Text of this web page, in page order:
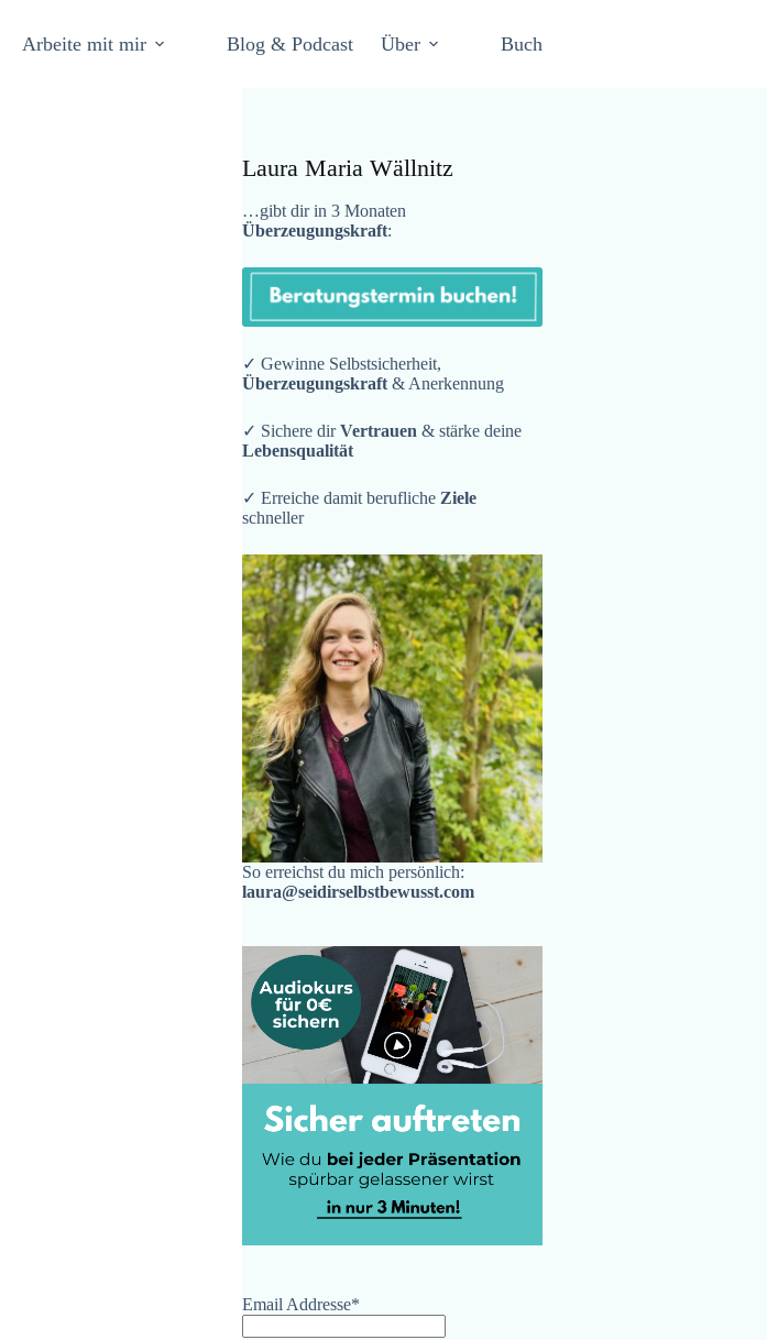
Arbeite mit mir Blog & Podcast Über Buch
Laura Maria Wällnitz
…gibt dir in 3 Monaten
Überzeugungskraft:
✓ Gewinne Selbstsicherheit,
Überzeugungskraft & Anerkennung
✓ Sichere dirVertrauen & stärke deine
Lebensqualität
✓ Erreiche damit berufliche Ziele
schneller
So erreichst du mich persönlich:
laura@seidirselbstbewusst.com
Email Addresse*